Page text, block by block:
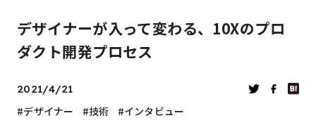
デザイナーが入って変わる、10Xのプロ
ダクト開発プロセス
2021/4/21
デザイナー 技術 インタビュー